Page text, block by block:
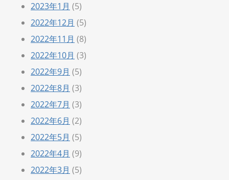
2023年1月 (5)
2022年12月 (5)
2022年11月 (8)
2022年10月 (3)
2022年9月 (5)
2022年8月 (3)
2022年7月 (3)
2022年6月 (2)
2022年5月 (5)
2022年4月 (9)
2022年3月 (5)